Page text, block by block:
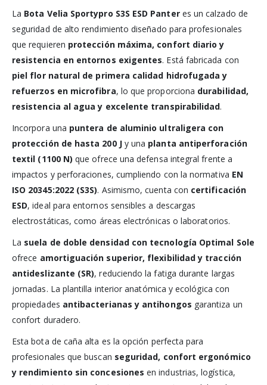
La Bota Velia Sportypro S3S ESD Panteres un calzado de
seguridad de alto rendimiento diseñado para profesionales
que requieren protección máxima, confort diario y
resistencia en entornos exigentes. Está fabricada con
piel flor natural de primera calidad hidrofugada y
refuerzos en microfibra, lo que proporciona durabilidad,
resistencia al agua y excelente transpirabilidad.
Incorpora una puntera de aluminio ultraligera con
protección de hasta 200 Jy una planta antiperforación
textil (1100 N) que ofrece una defensa integral frente a
impactos y perforaciones, cumpliendo con la normativa EN
ISO 20345:2022 (S3S). Asimismo, cuenta con certificación
ESD, ideal para entornos sensibles a descargas
electrostáticas, como áreas electrónicas o laboratorios.
La suela de doble densidad con tecnología Optimal Sole
ofrece amortiguación superior, flexibilidad y tracción
antideslizante (SR), reduciendo la fatiga durante largas
jornadas. La plantilla interior anatómica y ecológica con
propiedades antibacterianas y antihongos garantiza un
confort duradero.
Esta bota de caña alta es la opción perfecta para
profesionales que buscan seguridad, confort ergonómico
y rendimiento sin concesiones en industrias, logística,